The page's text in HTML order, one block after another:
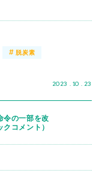
2023 . 10 . 23
#脱炭素
令の一部を改
コメント）